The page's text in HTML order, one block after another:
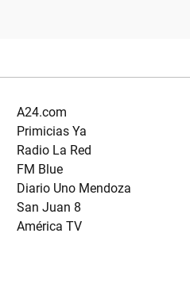
A24.com
Primicias Ya
Radio La Red
FM Blue
Diario Uno Mendoza
San Juan 8
América TV